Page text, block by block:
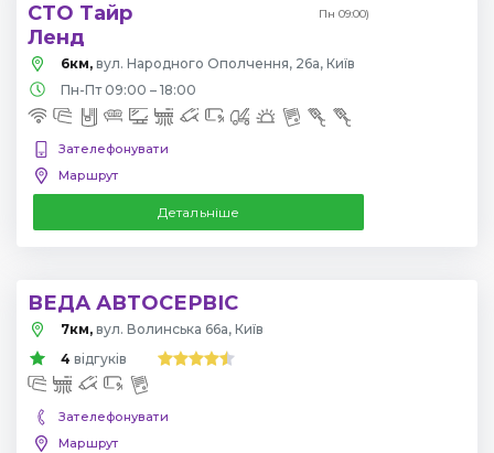
СТО Тайр
Ленд
Пн 09:00)
6км, вул. Народного Ополчення, 26а, Київ
Пн-Пт 09:00 – 18:00
Зателефонувати
Маршрут
Детальніше
ВЕДА АВТОСЕРВІС
7км, вул. Волинська 66а, Київ
4 відгуків
Зателефонувати
Маршрут